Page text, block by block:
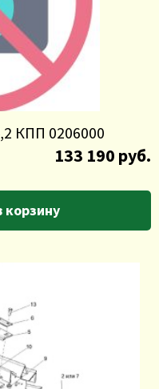
КПП 0206000
133 190 руб.
корзину